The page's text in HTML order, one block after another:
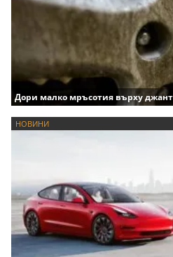
Дори малко мръсотия върху
НОВИНИ